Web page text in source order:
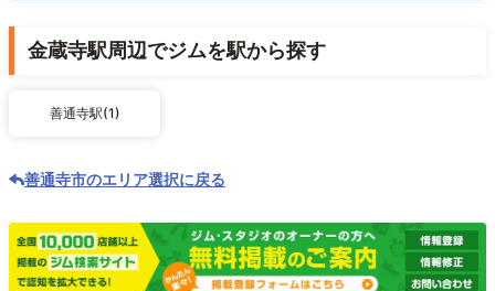
金蔵寺駅周辺でジムを駅から探す
善通寺駅(1)
善通寺市のエリア選択に戻る